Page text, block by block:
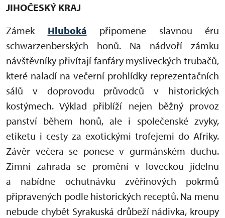
JIHOČESKÝ KRAJ
Zámek Hluboká připomene slavnou éru
schwarzenberských honů. Na nádvoří zámku
návštěvníky přivítají fanfáry mysliveckých trubačů,
které naladí na večerní prohlídky reprezentačních
sálů v doprovodu průvodců v historických
kostýmech. Výklad přiblíží nejen běžný provoz
panství během honů, ale i společenské zvyky,
etiketu i cesty za exotickými trofejemi do Afriky.
Závěr večera se ponese v gurmánském duchu.
Zimní zahrada se promění v loveckou jídelnu
a nabídne ochutnávku zvěřinových pokrmů
připravených podle historických receptů. Na menu
nebude chybět Syrakuská drůbeží nádivka, kroupy